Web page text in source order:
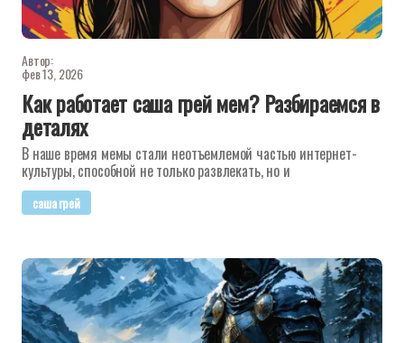
Автор:
фев 13, 2026
Как работает саша грей мем? Разбираемся в
деталях
В наше время мемы стали неотъемлемой частью интернет-
культуры, способной не только развлекать, но и
саша грей